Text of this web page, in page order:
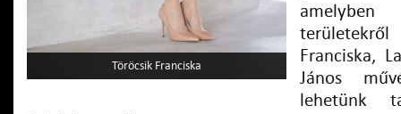
Töröcsik Franciska
Franciska,
János
lehetünk